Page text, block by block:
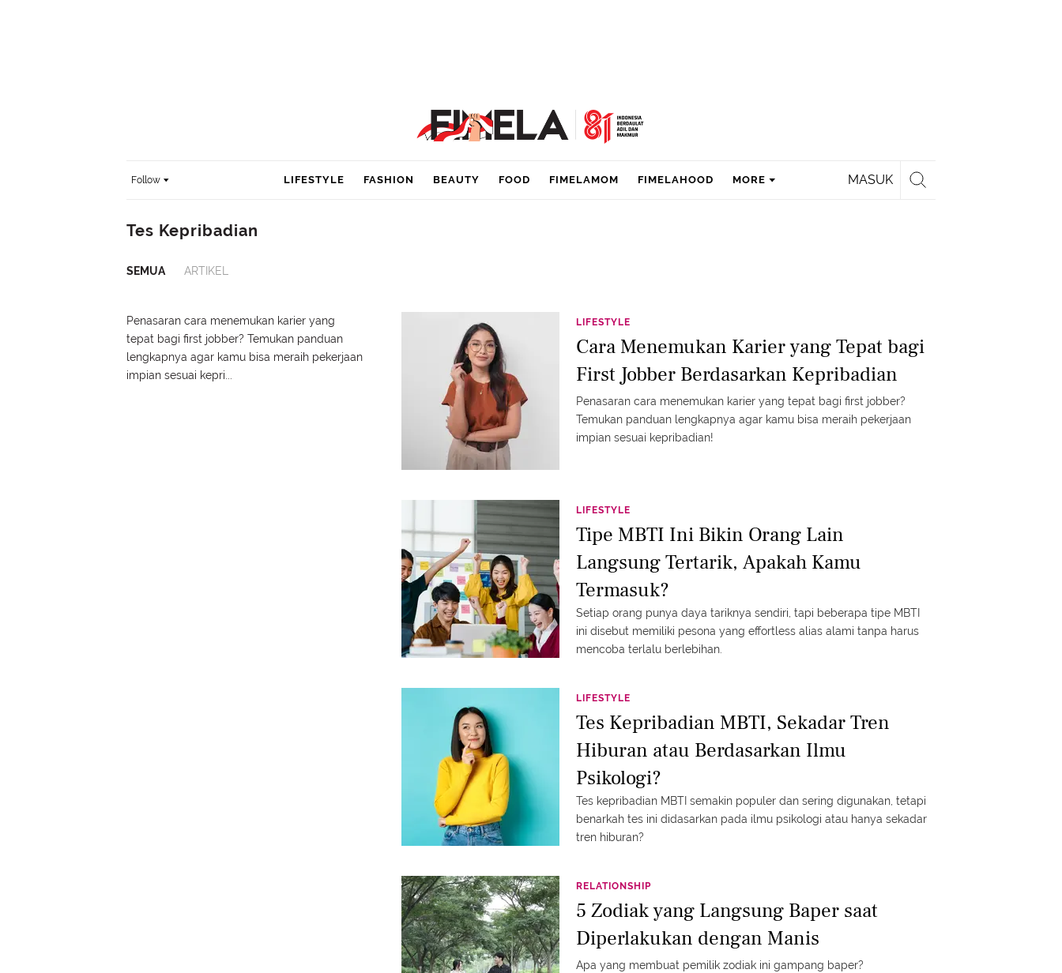
Follow MASUK
LIFESTYLE FASHION BEAUTY FOOD FIMELAMOM FIMELAHOOD MORE
Tes Kepribadian
SEMUA ARTIKEL
Penasaran cara menemukan karier yang
tepat bagi first jobber? Temukan panduan
lengkapnya agar kamu bisa meraih pekerjaan
impian sesuai kepri...
LIFESTYLE
Cara Menemukan Karier yang Tepat bagi
First Jobber Berdasarkan Kepribadian
Penasaran cara menemukan karier yang tepat bagi first jobber?
Temukan panduan lengkapnya agar kamu bisa meraih pekerjaan
impian sesuai kepribadian!
LIFESTYLE
Tipe MBTI Ini Bikin Orang Lain
Langsung Tertarik, Apakah Kamu
Termasuk?
Setiap orang punya daya tariknya sendiri, tapi beberapa tipe MBTI
ini disebut memiliki pesona yang effortless alias alami tanpa harus
mencoba terlalu berlebihan.
LIFESTYLE
Tes Kepribadian MBTI, Sekadar Tren
Hiburan atau Berdasarkan Ilmu
Psikologi?
Tes kepribadian MBTI semakin populer dan sering digunakan, tetapi
benarkah tes ini didasarkan pada ilmu psikologi atau hanya sekadar
tren hiburan?
RELATIONSHIP
5 Zodiak yang Langsung Baper saat
Diperlakukan dengan Manis
Apa yang membuat pemilik zodiak ini gampang baper?